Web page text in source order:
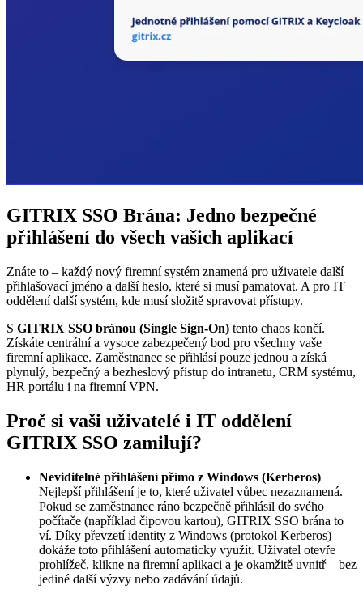
GITRIX SSO Brána: Jedno bezpečné
přihlášení do všech vašich aplikací
Znáte to – každý nový firemní systém znamená pro uživatele další
přihlašovací jméno a další heslo, které si musí pamatovat. A pro IT
oddělení další systém, kde musí složitě spravovat přístupy.
S GITRIX SSO bránou (Single Sign-On) tento chaos končí.
Získáte centrální a vysoce zabezpečený bod pro všechny vaše
firemní aplikace. Zaměstnanec se přihlásí pouze jednou a získá
plynulý, bezpečný a bezheslový přístup do intranetu, CRM systému,
HR portálu i na firemní VPN.
Proč si vaši uživatelé i IT oddělení
GITRIX SSO zamilují?
Neviditelné přihlášení přímo z Windows (Kerberos)
Nejlepší přihlášení je to, které uživatel vůbec nezaznamená.
Pokud se zaměstnanec ráno bezpečně přihlásil do svého
počítače (například čipovou kartou), GITRIX SSO brána to
ví. Díky převzetí identity z Windows (protokol Kerberos)
dokáže toto přihlášení automaticky využít. Uživatel otevře
prohlížeč, klikne na firemní aplikaci a je okamžitě uvnitř – bez
jediné další výzvy nebo zadávání údajů.